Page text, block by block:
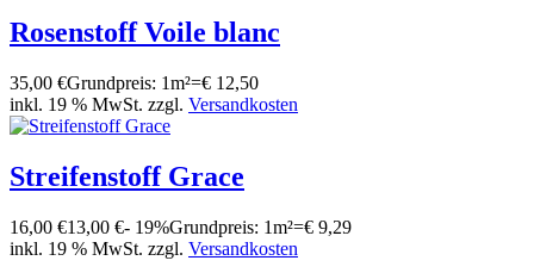
Rosenstoff Voile blanc
35,00 €Grundpreis: 1m²=€ 12,50
inkl. 19 % MwSt. zzgl. Versandkosten
Streifenstoff Grace
16,00 €13,00 €- 19%Grundpreis: 1m²=€ 9,29
inkl. 19 % MwSt. zzgl. Versandkosten